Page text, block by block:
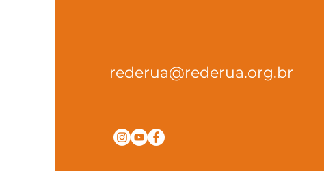
rederua@rederua.org.br